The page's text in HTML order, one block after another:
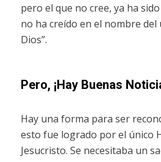
pero el que no cree, ya ha
no ha creído en el nombre
Dios”.
Pero, ¡Hay Buenas
Hay una forma para ser
esto fue logrado por el único
Jesucristo. Se necesitaba un